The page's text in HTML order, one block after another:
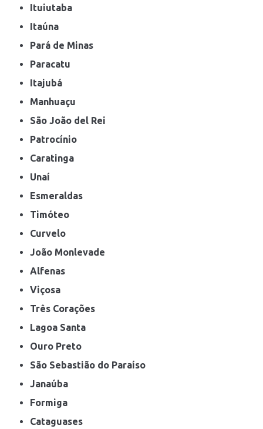
Ituiutaba
Itaúna
Pará de Minas
Paracatu
Itajubá
Manhuaçu
São João del Rei
Patrocínio
Caratinga
Unaí
Esmeraldas
Timóteo
Curvelo
João Monlevade
Alfenas
Viçosa
Três Corações
Lagoa Santa
Ouro Preto
São Sebastião do Paraíso
Janaúba
Formiga
Cataguases